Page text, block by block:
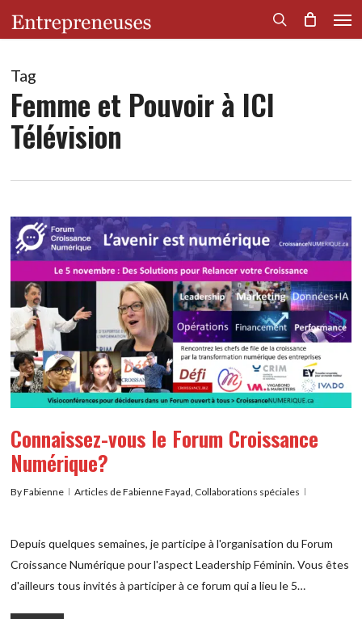
content
search
Tag
Femme et Pouvoir à ICI
Télévision
Connaissez-vous le Forum Croissance
Numérique?
ByFabienne Articles de Fabienne Fayad, Collaborations spéciales
Depuis quelques semaines, je participe à l'organisation du Forum
Croissance Numérique pour l'aspect Leadership Féminin. Vous êtes
d'ailleurs tous invités à participer à ce forum qui a lieu le 5…